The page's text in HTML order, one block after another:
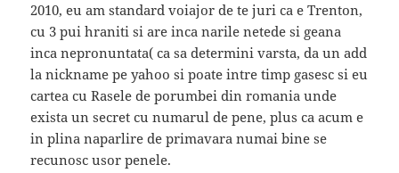
2010, eu am standard voiajor de te juri ca e Trenton,
cu 3 pui hraniti si are inca narile netede si geana
inca nepronuntata( ca sa determini varsta, da un add
la nickname pe yahoo si poate intre timp gasesc si eu
cartea cu Rasele de porumbei din romania unde
exista un secret cu numarul de pene, plus ca acum e
in plina naparlire de primavara numai bine se
recunosc usor penele.